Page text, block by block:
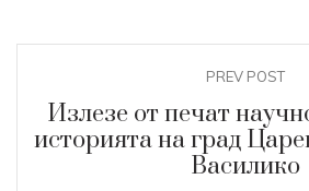
PREV POST
Излезе от печат
историята на град
Василико